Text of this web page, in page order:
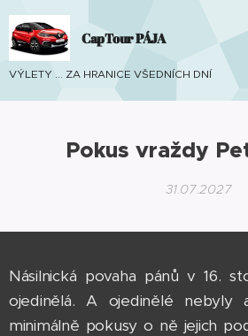
CapTour PÁJA
VÝLETY ... ZA HRANICE VŠEDNÍCH DNÍ
Pokus vraždy
31.07.2027
Násilnická povaha pánů v 16.
ojedinělá. A ojedinělé nebyly
minimálně pokusy o ně jejich